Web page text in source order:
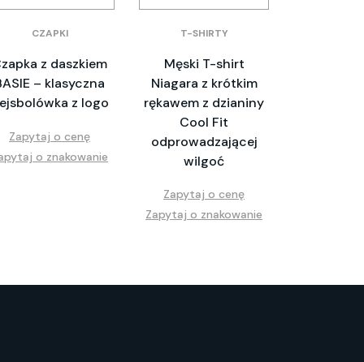
CZAPKI
z daszkiem
– klasyczna
z logo
Zapytaj o cenę
o znakowanie
T-SHIRTY
Męski T-shirt
Niagara z krótkim
rękawem z dzianiny
Cool Fit
odprowadzającej
wilgoć
Zapytaj o cenę
Zapytaj o znakowanie